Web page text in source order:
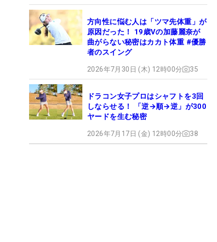
方向性に悩む人は「ツマ先体重」が
原因だった！ 19歳Vの加藤麗奈が
曲がらない秘密はカカト体重 #優勝
者のスイング
2026年7月30日 (木) 12時00分 35
ドラコン女子プロはシャフトを3回
しならせる！ 「逆→順→逆」が300
ヤードを生む秘密
2026年7月17日 (金) 12時00分 38